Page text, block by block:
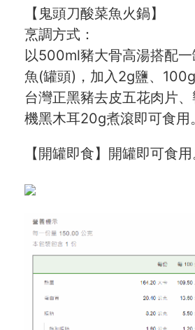
【鬼頭刀酸菜魚火鍋】
烹調方式：
以500ml豬大骨高湯搭配
魚(罐頭)，加入2g鹽、
台灣正黑豬去皮五花肉片
機黑木耳20g煮滾即可食用。
【開罐即食】開罐即可食用